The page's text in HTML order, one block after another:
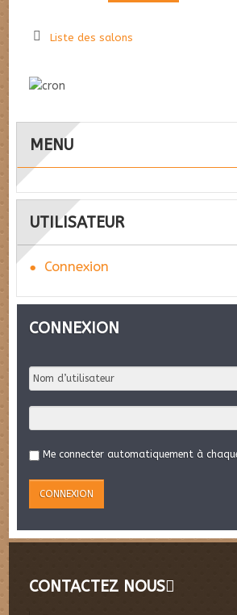
Liste des salons
MENU
UTILISATEUR
Connexion
CONNEXION
Me connecter automatiquement à
CONTACTEZ NOUS